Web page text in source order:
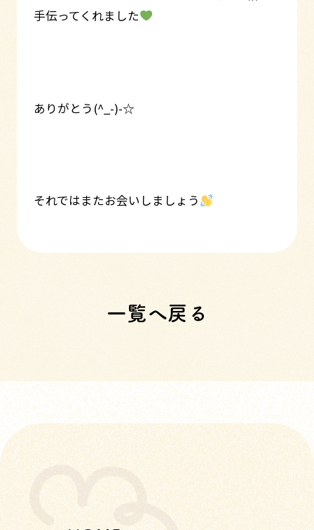
手伝ってくれました
ありがとう(^_-)-☆
それではまたお会いしましょう
一覧へ戻る